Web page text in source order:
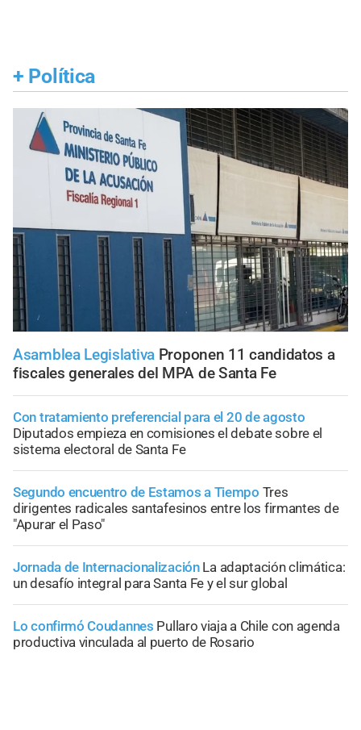
+ Política
Asamblea Legislativa Proponen 11 candidatos a
fiscales generales del MPA de Santa Fe
Con tratamiento preferencial para el 20 de agosto
Diputados empieza en comisiones el debate sobre el
sistema electoral de Santa Fe
Segundo encuentro de Estamos a Tiempo Tres
dirigentes radicales santafesinos entre los firmantes de
"Apurar el Paso"
Jornada de Internacionalización La adaptación climática:
un desafío integral para Santa Fe y el sur global
Lo confirmó Coudannes Pullaro viaja a Chile con agenda
productiva vinculada al puerto de Rosario